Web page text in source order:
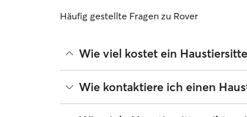
Häufig gestellte Fragen zu Rover
Wie viel kostet ein
Haustiersitter können ihre Preise bei Rover
August 2026 etwa 13 pro Nacht,
wenn du deine Buchung an deine
Wie kontaktiere ich einen